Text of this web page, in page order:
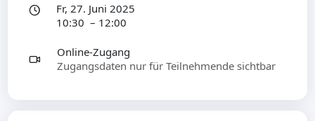
Fr, 27. Juni 2025
10:30 – 12:00
Online-Zugang
Zugangsdaten nur für Teilnehmende sichtbar